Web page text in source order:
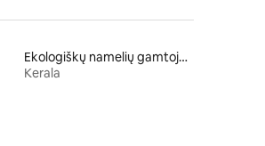
Ekologiškų namelių gamtoje nuoma
Kerala